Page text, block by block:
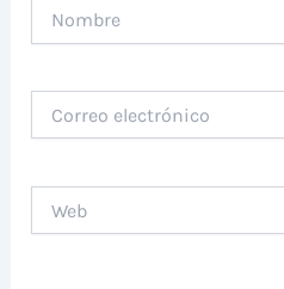
electrónico